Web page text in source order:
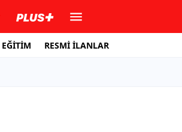
EĞİTİM RESMİ İLANLAR